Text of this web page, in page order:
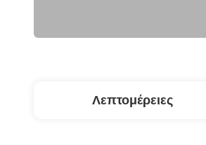
Λεπτομέρειες